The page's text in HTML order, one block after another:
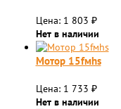
Цена: 1 803 ₽
Нет в наличии
Мотор 15fмhs
Цена: 1 733 ₽
Нет в наличии